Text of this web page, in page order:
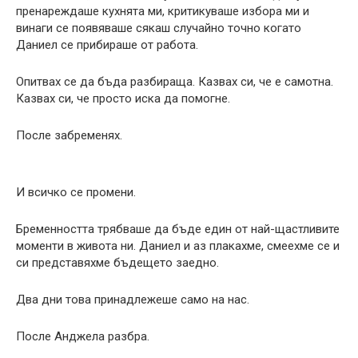
пренареждаше кухнята ми, критикуваше избора ми и
винаги се появяваше сякаш случайно точно когато
Даниел се прибираше от работа.
Опитвах се да бъда разбираща. Казвах си, че е самотна.
Казвах си, че просто иска да помогне.
После забременях.
И всичко се промени.
Бременността трябваше да бъде един от най-щастливите
моменти в живота ни. Даниел и аз плакахме, смеехме се и
си представяхме бъдещето заедно.
Два дни това принадлежеше само на нас.
После Анджела разбра.